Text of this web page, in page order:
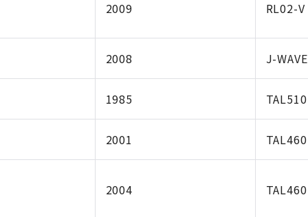
2009 RL02-V
2008 J-WAVE
1985
2001
2004